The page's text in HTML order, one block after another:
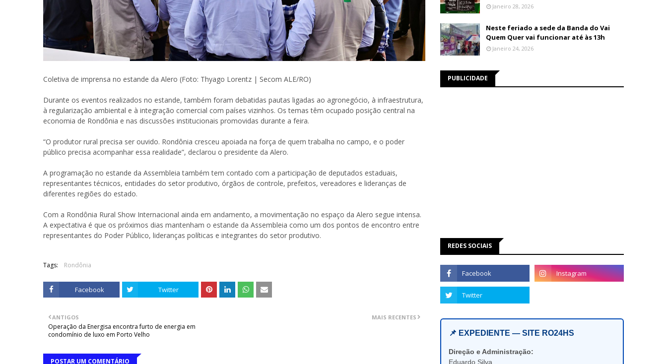
Coletiva de imprensa no estande da Alero (Foto: Thyago Lorentz | Secom ALE/RO)
Durante os eventos realizados no estande, também foram debatidas pautas ligadas ao agronegócio, à infraestrutura,
à regularização ambiental e à integração comercial com países vizinhos. Os temas têm ocupado posição central na
economia de Rondônia e nas discussões institucionais promovidas durante a feira.
“O produtor rural precisa ser ouvido. Rondônia cresceu apoiada na força de quem trabalha no campo, e o poder
público precisa acompanhar essa realidade”, declarou o presidente da Alero.
A programação no estande da Assembleia também tem contado com a participação de deputados estaduais,
representantes técnicos, entidades do setor produtivo, órgãos de controle, prefeitos, vereadores e lideranças de
diferentes regiões do estado.
Com a Rondônia Rural Show Internacional ainda em andamento, a movimentação no espaço da Alero segue intensa.
A expectativa é que os próximos dias mantenham o estande da Assembleia como um dos pontos de encontro entre
representantes do Poder Público, lideranças políticas e integrantes do setor produtivo.
Tags: Rondônia
Facebook Twitter
MAIS RECENTES
ANTIGOS
Operação da Energisa encontra furto de energia em
condomínio de luxo em Porto Velho
POSTAR UM COMENTÁRIO
Janeiro 28, 2026
Neste feriado a sede da Banda do Vai
Quem Quer vai funcionar até às 13h
Janeiro 24, 2026
PUBLICIDADE
REDES SOCIAIS
📌 EXPEDIENTE — SITE RO24HS
Direção e Administração:
Eduardo Silva